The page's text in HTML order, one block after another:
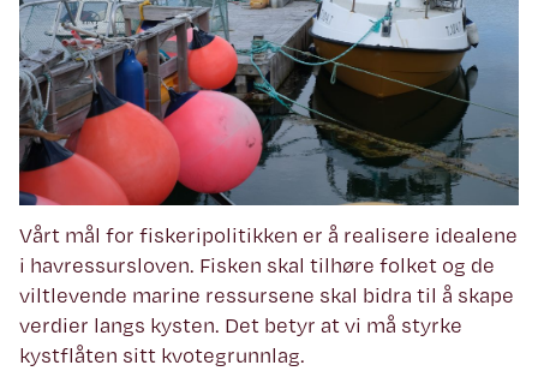
Vårt mål for fiskeripolitikken er å realisere idealene
i havressursloven. Fisken skal tilhøre folket og de
viltlevende marine ressursene skal bidra til å skape
verdier langs kysten. Det betyr at vi må styrke
kystflåten sitt kvotegrunnlag.